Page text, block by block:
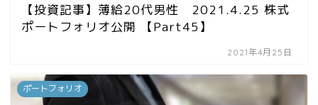
【投資記事】薄給20代男性 2021.4.25 株式
ポートフォリオ公開 【Part45】
2021年4月25日
ポートフォリオ